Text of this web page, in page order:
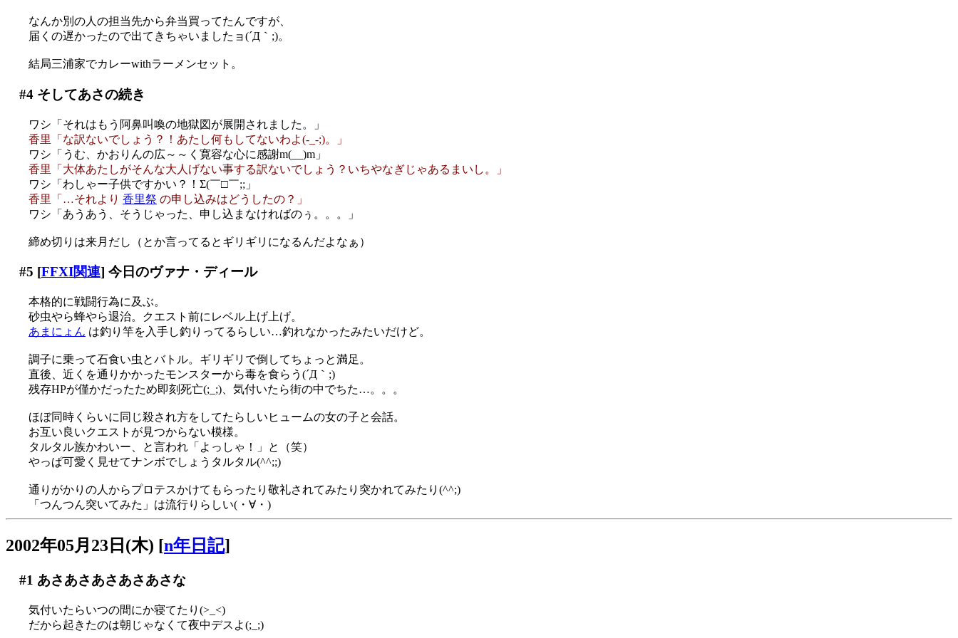
なんか別の人の担当先から弁当買ってたんですが、
届くの遅かったので出てきちゃいましたョ(´Д｀;)。
結局三浦家でカレーwithラーメンセット。
#4そしてあさの続き
ワシ「それはもう阿鼻叫喚の地獄図が展開されました。」
香里「な訳ないでしょう？！あたし何もしてないわよ(-_-;)。」
ワシ「うむ、かおりんの広～～く寛容な心に感謝m(__)m」
香里「大体あたしがそんな大人げない事する訳ないでしょう？いちやなぎじゃあるまいし。」
ワシ「わしゃー子供ですかい？！Σ(￣□￣;;」
香里「…それより 香里祭 の申し込みはどうしたの？」
ワシ「あうあう、そうじゃった、申し込まなければのぅ。。。」
締め切りは来月だし（とか言ってるとギリギリになるんだよなぁ）
#5 [FFXI関連] 今日のヴァナ・ディール
本格的に戦闘行為に及ぶ。
砂虫やら蜂やら退治。クエスト前にレベル上げ上げ。
あまにょん は釣り竿を入手し釣りってるらしい…釣れなかったみたいだけど。
調子に乗って石食い虫とバトル。ギリギリで倒してちょっと満足。
直後、近くを通りかかったモンスターから毒を食らう(´Д｀;)
残存HPが僅かだったため即刻死亡(;_;)、気付いたら街の中でちた…。。。
ほぼ同時くらいに同じ殺され方をしてたらしいヒュームの女の子と会話。
お互い良いクエストが見つからない模様。
タルタル族かわいー、と言われ「よっしゃ！」と（笑）
やっぱ可愛く見せてナンボでしょうタルタル(^^;;)
通りがかりの人からプロテスかけてもらったり敬礼されてみたり突かれてみたり(^^;)
「つんつん突いてみた」は流行りらしい(・∀・)
2002年05月23日(木) [n年日記]
#1 あさあさあさあさあさな
気付いたらいつの間にか寝てたり(>_<)
だから起きたのは朝じゃなくて夜中デスよ(;_;)